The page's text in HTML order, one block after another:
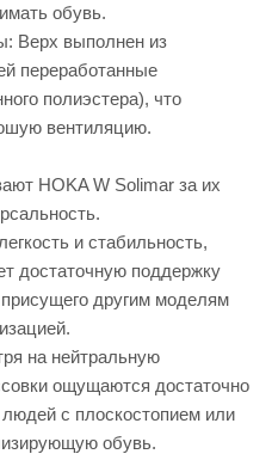
обувь.
Верх выполнен из
переработанные
полиэстера), что
вентиляцию.
HOKA W Solimar за их
и стабильность,
достаточную поддержку
другим моделям
на нейтральную
ощущаются достаточно
с плоскостопием или
обувь.